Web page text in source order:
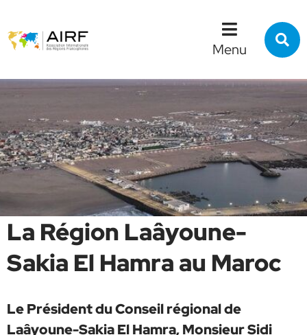
Menu
La Région Laâyoune-
Sakia El Hamra au Maroc
Le Président du Conseil régional de
Laâyoune-Sakia El Hamra, Monsieur Sidi